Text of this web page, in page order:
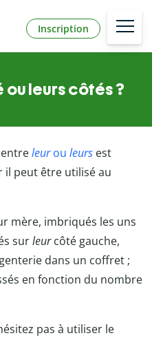
Inscription
leurs côtés ?
leurou leurs est
il peut être utilisé au
mère, imbriqués les uns
surleurcôté gauche,
dans un coffret ;
en fonction du nombre
pas à utiliser le